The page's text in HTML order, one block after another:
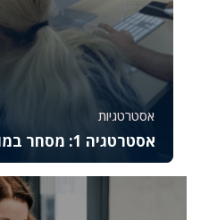
אסטרטגיות
אסטרטגיה 1: מסחר במומנטום למסחר יומי
ומתאים לסוחרים יומיים